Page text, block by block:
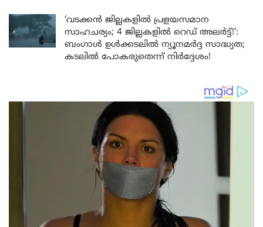
‘വടക്കൻ ജില്ലകളിൽ പ്രളയസമാന
സാഹചര്യം; 4 ജില്ലകളിൽ റെഡ് അലർട്ട്!’:
ബംഗാൾ ഉൾക്കടലിൽ ന്യൂനമർദ്ദ സാദ്ധ്യത;
കടലിൽ പോകരുതെന്ന് നിർദ്ദേശം!